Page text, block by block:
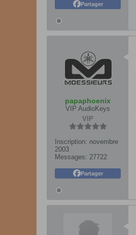
Partager
papaphoenix
VIP AudioKeys
VIP
Inscription: novembre
2003
Messages: 27722
Partager